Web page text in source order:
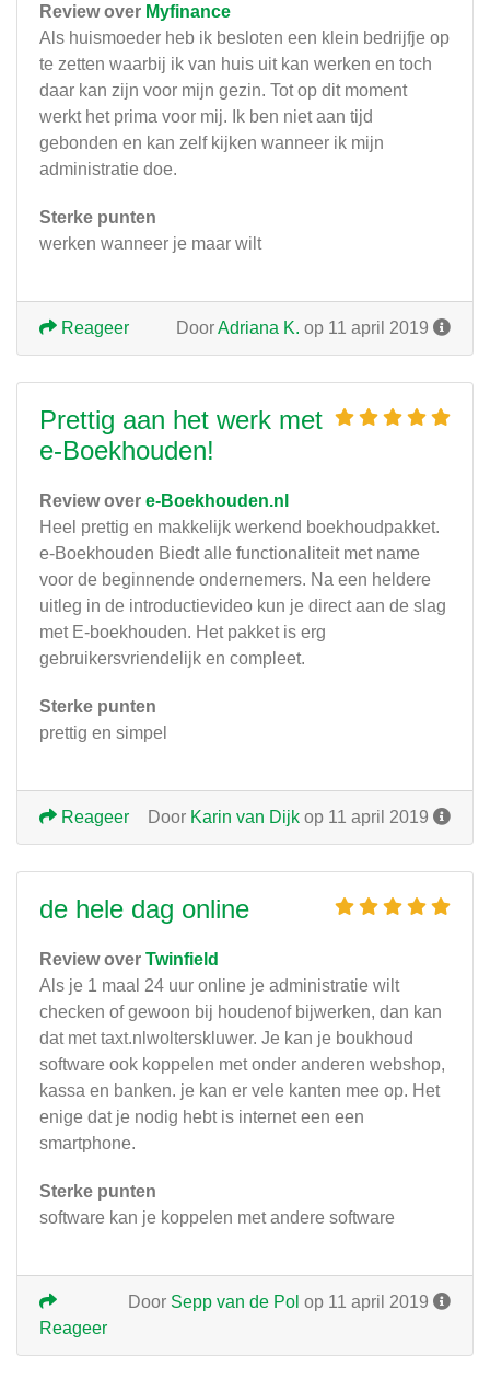
Review over Myfinance
Als huismoeder heb ik besloten een klein bedrijfje op
te zetten waarbij ik van huis uit kan werken en toch
daar kan zijn voor mijn gezin. Tot op dit moment
werkt het prima voor mij. Ik ben niet aan tijd
gebonden en kan zelf kijken wanneer ik mijn
administratie doe.
Sterke punten
werken wanneer je maar wilt
DoorAdriana K. op 11 april 2019
Reageer
Prettig aan het werk met
e-Boekhouden!
Review over e-Boekhouden.nl
Heel prettig en makkelijk werkend boekhoudpakket.
e-Boekhouden Biedt alle functionaliteit met name
voor de beginnende ondernemers. Na een heldere
uitleg in de introductievideo kun je direct aan de slag
met E-boekhouden. Het pakket is erg
gebruikersvriendelijk en compleet.
Sterke punten
prettig en simpel
Door Karin van Dijk op 11 april 2019
Reageer
de hele dag online
Review over Twinfield
Als je 1 maal 24 uur online je administratie wilt
checken of gewoon bij houdenof bijwerken, dan kan
dat met taxt.nlwolterskluwer. Je kan je boukhoud
software ook koppelen met onder anderen webshop,
kassa en banken. je kan er vele kanten mee op. Het
enige dat je nodig hebt is internet een een
smartphone.
Sterke punten
software kan je koppelen met andere software
Door Sepp van de Pol op 11 april 2019
Reageer